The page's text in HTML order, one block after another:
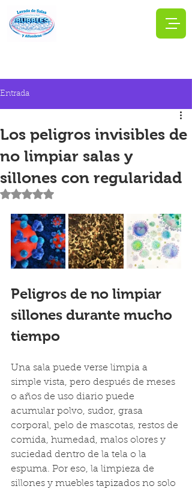
Entrada
Los peligros invisibles de
no limpiar salas y
sillones con regularidad
Obtuvo NaN de 5 estrellas.
Peligros de no limpiar
sillones durante mucho
tiempo
Una sala puede verse limpia a
simple vista, pero después de meses
o años de uso diario puede
acumular polvo, sudor, grasa
corporal, pelo de mascotas, restos de
comida, humedad, malos olores y
suciedad dentro de la tela o la
espuma. Por eso, la limpieza de
sillones y muebles tapizados no solo